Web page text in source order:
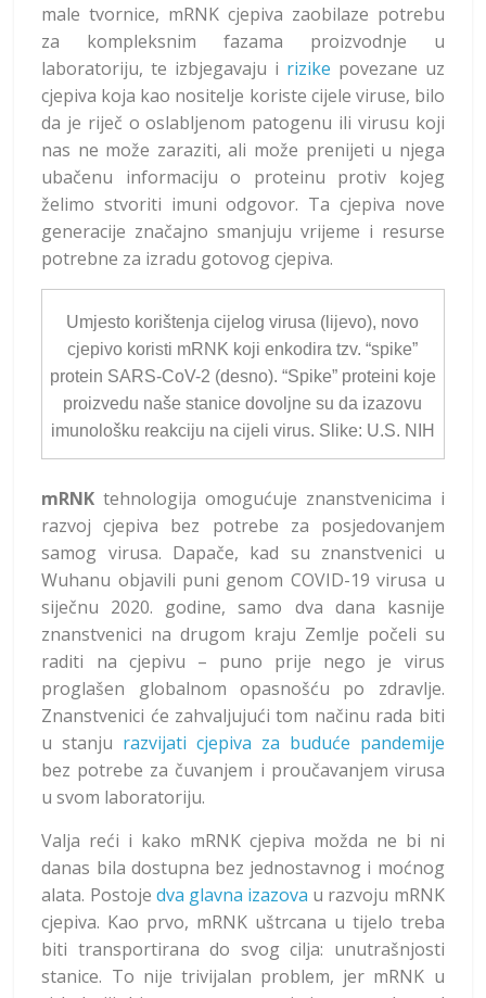
male tvornice, mRNK cjepiva zaobilaze potrebu
za kompleksnim fazama proizvodnje u
laboratoriju, te izbjegavaju i rizike povezane uz
cjepiva koja kao nositelje koriste cijele viruse, bilo
da je riječ o oslabljenom patogenu ili virusu koji
nas ne može zaraziti, ali može prenijeti u njega
ubačenu informaciju o proteinu protiv kojeg
želimo stvoriti imuni odgovor. Ta cjepiva nove
generacije značajno smanjuju vrijeme i resurse
potrebne za izradu gotovog cjepiva.
Umjesto korištenja cijelog virusa (lijevo), novo
cjepivo koristi mRNK koji enkodira tzv. “spike”
protein SARS-CoV-2 (desno). “Spike” proteini koje
proizvedu naše stanice dovoljne su da izazovu
imunološku reakciju na cijeli virus. Slike: U.S. NIH
mRNK tehnologija omogućuje znanstvenicima i
razvoj cjepiva bez potrebe za posjedovanjem
samog virusa. Dapače, kad su znanstvenici u
Wuhanu objavili puni genom COVID-19 virusa u
siječnu 2020. godine, samo dva dana kasnije
znanstvenici na drugom kraju Zemlje počeli su
raditi na cjepivu – puno prije nego je virus
proglašen globalnom opasnošću po zdravlje.
Znanstvenici će zahvaljujući tom načinu rada biti
u stanju razvijati cjepiva za buduće pandemije
bez potrebe za čuvanjem i proučavanjem virusa
u svom laboratoriju.
Valja reći i kako mRNK cjepiva možda ne bi ni
danas bila dostupna bez jednostavnog i moćnog
alata. Postoje dva glavna izazova u razvoju mRNK
cjepiva. Kao prvo, mRNK uštrcana u tijelo treba
biti transportirana do svog cilja: unutrašnjosti
stanice. To nije trivijalan problem, jer mRNK u